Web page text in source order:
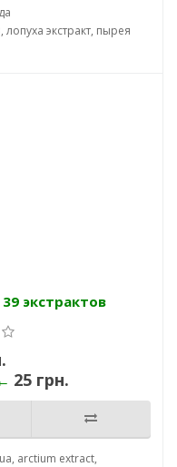
экстракт, пырея
экстрактов
25 грн.
arctium extract,